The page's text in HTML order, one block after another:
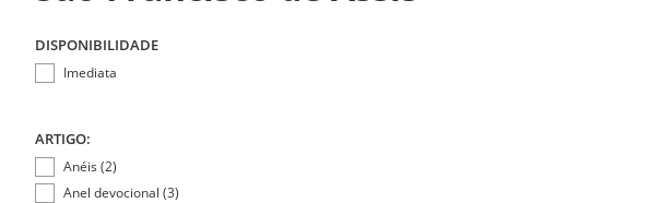
DISPONIBILIDADE
Imediata
ARTIGO:
Anéis (2)
Anel devocional (3)